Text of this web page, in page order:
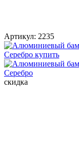
Артикул: 2235
скидка